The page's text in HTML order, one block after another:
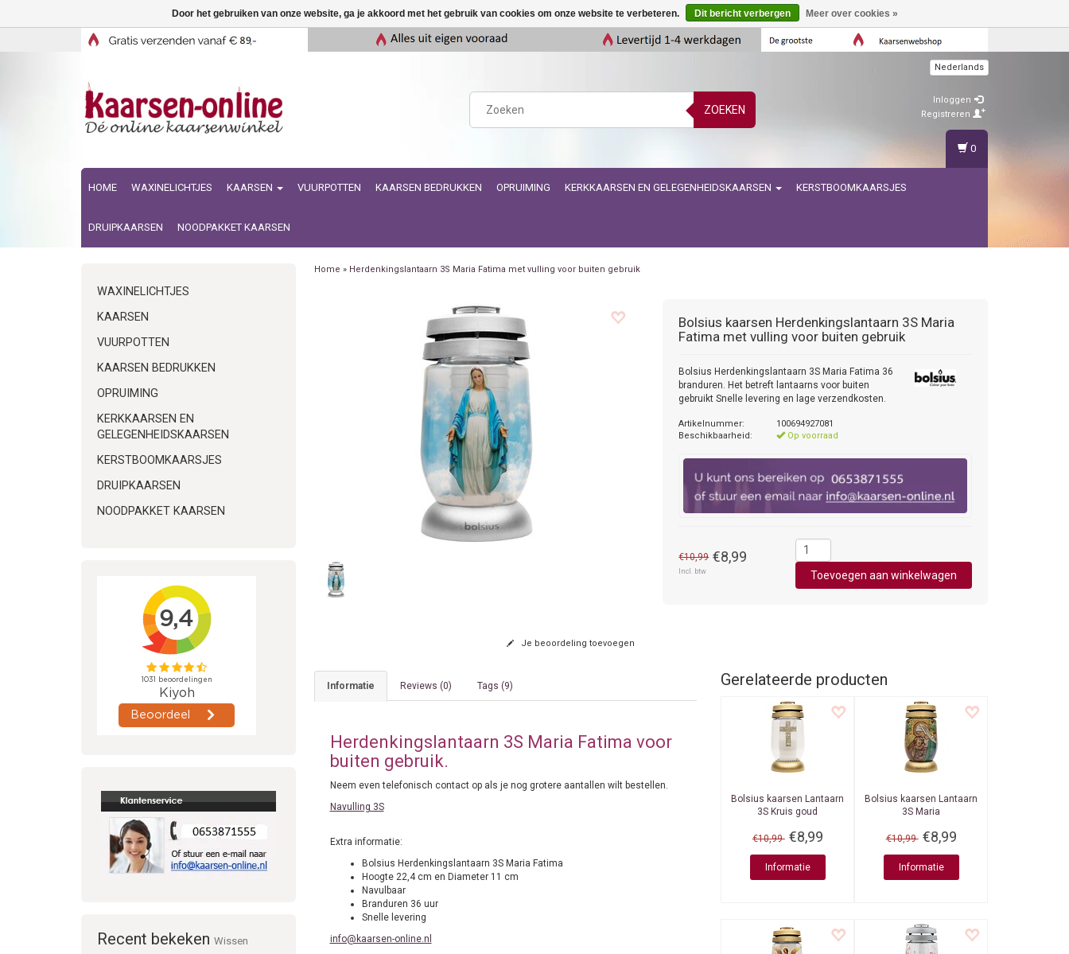
ZOEKEN
Nederlands
Inloggen
Registreren
HOME WAXINELICHTJES KAARSEN VUURPOTTEN KAARSEN BEDRUKKEN OPRUIMING KERKKAARSEN EN GELEGENHEIDSKAARSEN KERSTBOOMKAARSJES
DRUIPKAARSEN NOODPAKKET KAARSEN
0
WAXINELICHTJES
KAARSEN
VUURPOTTEN
KAARSEN BEDRUKKEN
OPRUIMING
KERKKAARSEN EN
GELEGENHEIDSKAARSEN
KERSTBOOMKAARSJES
DRUIPKAARSEN
NOODPAKKET KAARSEN
Recent bekeken Wissen
Home » Herdenkingslantaarn 3S Maria Fatima met vulling voor buiten gebruik
Bolsius kaarsen Herdenkingslantaarn 3S Maria
Fatima met vulling voor buiten gebruik
Bolsius Herdenkingslantaarn 3S Maria Fatima 36
branduren. Het betreft lantaarns voor buiten
gebruikt Snelle levering en lage verzendkosten.
Artikelnummer:
100694927081
Beschikbaarheid:
Op voorraad
€10,99 €8,99
Incl. btw
Je beoordeling toevoegen
Informatie Reviews (0) Tags (9)
Herdenkingslantaarn 3S Maria Fatima voor
buiten gebruik.
Neem even telefonisch contact op als je nog grotere aantallen wilt bestellen.
Navulling 3S
Extra informatie:
Bolsius Herdenkingslantaarn 3S Maria Fatima
Hoogte 22,4 cm en Diameter 11 cm
Navulbaar
Branduren 36 uur
Snelle levering
info@kaarsen-online.nl
Gerelateerde producten
Bolsius kaarsen Lantaarn
3S Kruis goud
€10,99 €8,99
Informatie
Bolsius kaarsen Lantaarn
3S Maria
€10,99 €8,99
Informatie
Door het gebruiken van onze website, ga je akkoord met het gebruik van cookies om onze website te verbeteren. Dit bericht verbergen Meer over cookies »